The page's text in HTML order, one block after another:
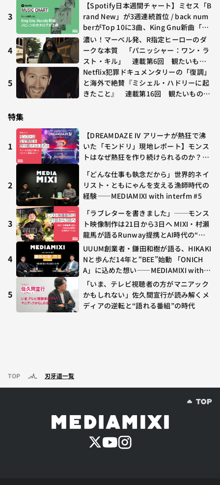
3
【Spotify日本週間チャート】ミセス「B
rand New」が3週連続首位 / back num
berがTop 10に3曲、King Gnu新曲「G
O GHOST」が初登場〜集計期間：2026
年7/24〜7/30
4
濃い！マーベル発、R指定ヒーローのダ
ークな本質 「パニッシャー：ワン・ラ
スト・キル」 連載第6回 観たいもの
が多すぎる～稲垣貴俊の配信時評
5
Netflix犯罪ドキュメンタリーの「復調」
と海外で絶賛『ミシェル・ハドリーに起
きたこと』 連載第16回 観たいものが
特集
1
【DREAMDAZE Ⅳ アリーナが熱狂で沸
いた「モンドリ」現地レポート】モンス
トはなぜ熱狂を作り続けられるのか？コ
や、兎田ぺこら、壱百満天原サロメらも
集結
2
「どんな仕事も執念だから」世界的ネイ
リスト・ともにゃんを支える漁師時代の
経験——MEDIAMIXI with interfm #5
3
「ラブレターを書きました」──モンス
ト映像制作は21日から3日へ MIXI・村瀨
龍馬が語るRunway提携とAI時代の“つ
くる”
4
UUUM創業者・鎌田和樹が語る、HIKAKI
Nと歩んだ14年と“BEE”始動 「ONICH
A」に込めた想い——MEDIAMIXI with in
terfm #3
5
「いま、テレビ視聴者の方がマニアック
かもしれない」佐久間宣行が読み解くメ
ディアの逆転と“語れる番組”の時代
TOP 刃牙道一覧